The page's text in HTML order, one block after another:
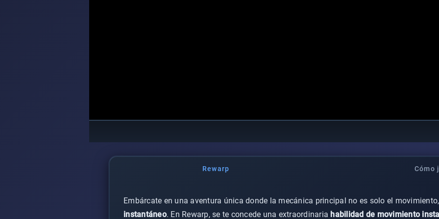
Rewarp Cómo
Embárcate en una aventura única donde la mecánica principal no es solo el
instantáneo. En Rewarp, se te concede una extraordinaria habilidad de movimiento